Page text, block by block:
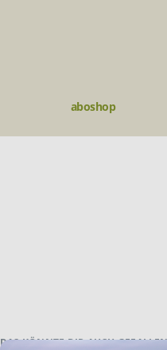
aboshop
DAS KÖNNTE DIR AUCH